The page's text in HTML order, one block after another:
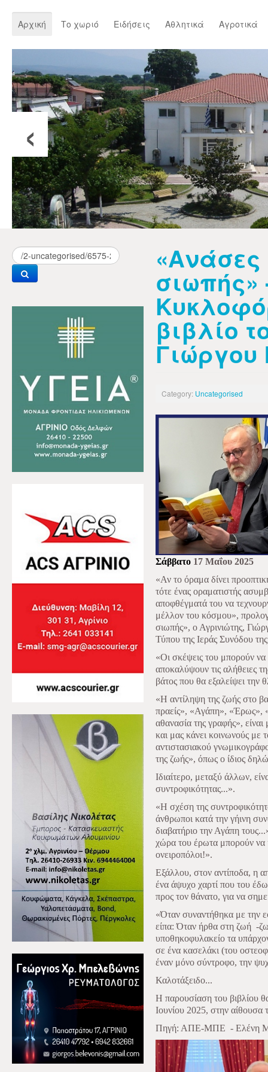
Αρχική Το χωριό Ειδήσεις Αθλητικά Αγροτικά
‹
σιωπής»
βιβλίο
Γιώργου
Category: Uncategorised
Σάββατο 17 Μαΐου 2025
«Αν το όραμα δίνει
τότε ένας οραματιστής
αποφθέγματά του να
μέλλον του κόσμου»,
σιωπής», ο Αγρινιώτης,
Τύπου της Ιεράς Συνόδου
«Οι σκέψεις του μπορούν
αποκαλύψουν τις αλήθειες
βάτος που θα εξαλείψει την
«Η αντίληψη της ζωής στο
πραείς», «Αγάπη»,
αθανασία της γραφής»,
και μας κάνει κοινωνούς με
αντιστασιακού
της ζωής», όπως ο ίδιος
Ιδιαίτερο, μεταξύ άλλων,
συντροφικότητας...».
«Η σχέση της
άνθρωποι κατά την γήινη
διαβατήριο την Αγάπη
χώρα του έρωτα μπορούν να
ονειροπόλοι!».
Εξάλλου, στον αντίποδα, η
ένα άψυχο χαρτί που του
προς τον θάνατο, για να
«Όταν συναντήθηκα με την
είπα: Όταν ήρθα στη ζωή -
υποθηκοφυλακείο τα
σε ένα κασελάκι (του
έναν μόνο σύντροφο, την
Καλοτάξειδο...
Η παρουσίαση του βιβλίου
Ιουνίου 2025, στην
Πηγή: ΑΠΕ-ΜΠΕ - Ελένη